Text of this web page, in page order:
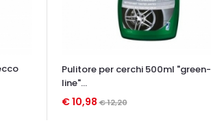
Pulitore per cerchi 500ml "green-
line"...
€ 10,98€ 12,20